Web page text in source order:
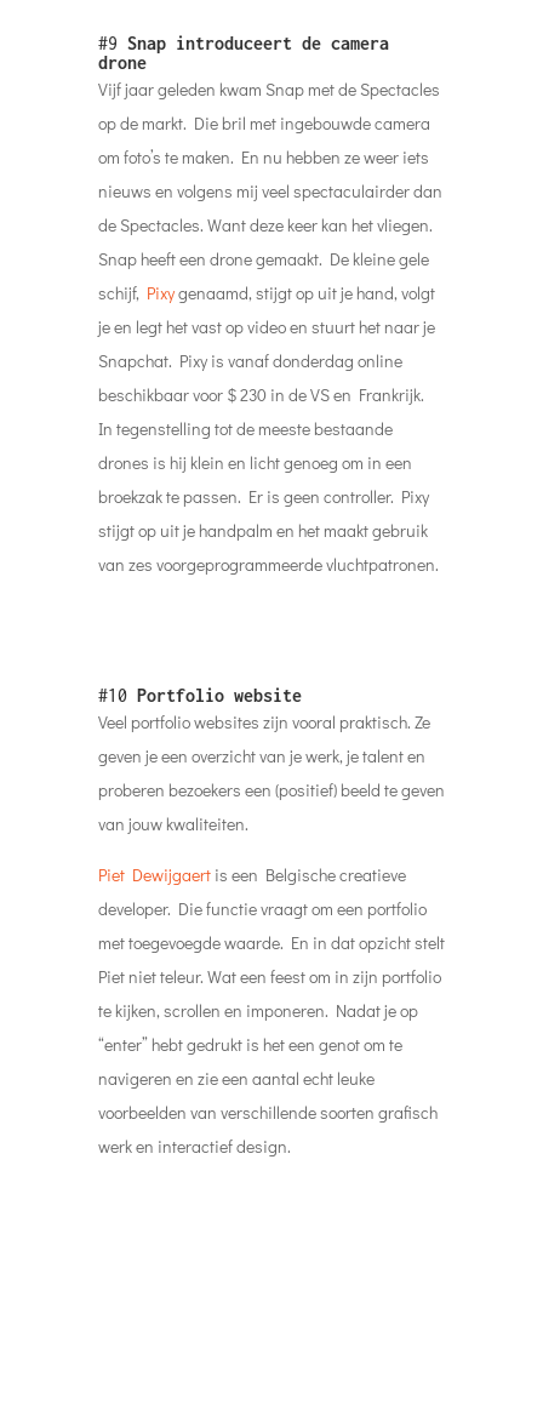
#9 Snap introduceert de camera
drone
Vijf jaar geleden kwam Snap met de Spectacles
op de markt. Die bril met ingebouwde camera
om foto’s te maken. En nu hebben ze weer iets
nieuws en volgens mij veel spectaculairder dan
de Spectacles. Want deze keer kan het vliegen.
Snap heeft een drone gemaakt. De kleine gele
schijf, Pixygenaamd, stijgt op uit je hand, volgt
je en legt het vast op video en stuurt het naar je
Snapchat. Pixy is vanaf donderdag online
beschikbaar voor $ 230 in de VS en Frankrijk.
In tegenstelling tot de meeste bestaande
drones is hij klein en licht genoeg om in een
broekzak te passen. Er is geen controller. Pixy
stijgt op uit je handpalm en het maakt gebruik
van zes voorgeprogrammeerde vluchtpatronen.
#10 Portfolio website
Veel portfolio websites zijn vooral praktisch. Ze
geven je een overzicht van je werk, je talent en
proberen bezoekers een (positief) beeld te geven
van jouw kwaliteiten.
Piet Dewijgaertis een Belgische creatieve
developer. Die functie vraagt om een portfolio
met toegevoegde waarde. En in dat opzicht stelt
Piet niet teleur. Wat een feest om in zijn portfolio
te kijken, scrollen en imponeren. Nadat je op
“enter” hebt gedrukt is het een genot om te
navigeren en zie een aantal echt leuke
voorbeelden van verschillende soorten grafisch
werk en interactief design.